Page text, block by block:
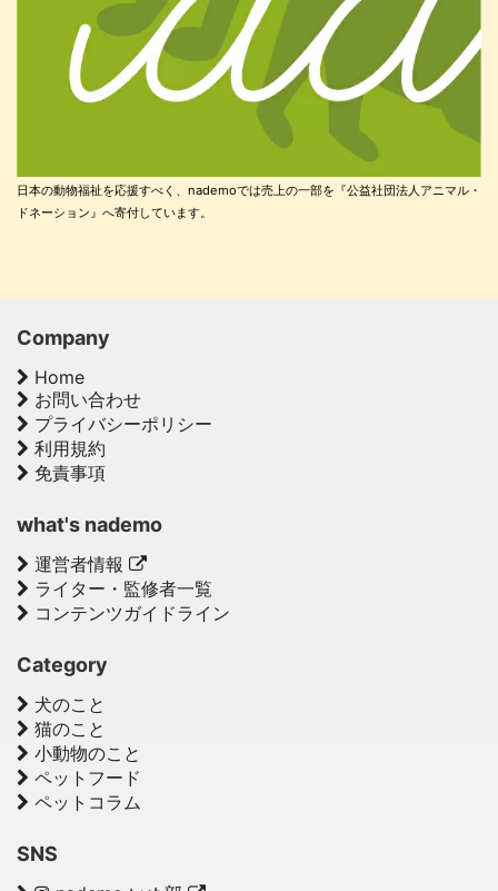
日本の動物福祉を応援すべく、nademoでは売上の一部を『公益社団法人アニマル・
ドネーション』へ寄付しています。
Company
Home
お問い合わせ
プライバシーポリシー
利用規約
免責事項
what's nademo
運営者情報
ライター・監修者一覧
コンテンツガイドライン
Category
犬のこと
猫のこと
小動物のこと
ペットフード
ペットコラム
SNS